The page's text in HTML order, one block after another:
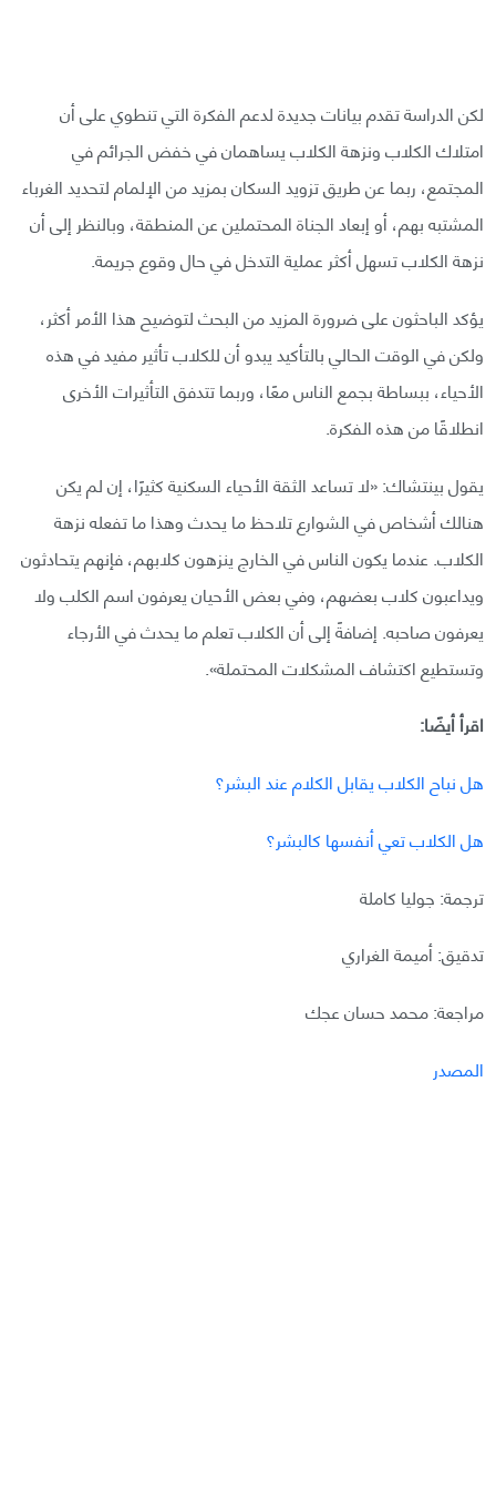
لكن الدراسة تقدم بيانات جديدة لدعم الفكرة التي تنطوي على أن
امتلاك الكلاب ونزهة الكلاب يساهمان في خفض الجرائم في
المجتمع، ربما عن طريق تزويد السكان بمزيد من الإلمام لتحديد الغرباء
المشتبه بهم، أو إبعاد الجناة المحتملين عن المنطقة، وبالنظر إلى أن
نزهة الكلاب تسهل أكثر عملية التدخل في حال وقوع جريمة.
يؤكد الباحثون على ضرورة المزيد من البحث لتوضيح هذا الأمر أكثر،
ولكن في الوقت الحالي بالتأكيد يبدو أن للكلاب تأثير مفيد في هذه
الأحياء، ببساطة بجمع الناس معًا، وربما تتدفق التأثيرات الأخرى
انطلاقًا من هذه الفكرة.
يقول بينتشاك: «لا تساعد الثقة الأحياء السكنية كثيرًا، إن لم يكن
هنالك أشخاص في الشوارع تلاحظ ما يحدث وهذا ما تفعله نزهة
الكلاب. عندما يكون الناس في الخارج ينزهون كلابهم، فإنهم يتحادثون
ويداعبون كلاب بعضهم، وفي بعض الأحيان يعرفون اسم الكلب ولا
يعرفون صاحبه. إضافةً إلى أن الكلاب تعلم ما يحدث في الأرجاء
وتستطيع اكتشاف المشكلات المحتملة».
اقرأ أيضًا:
هل نباح الكلاب يقابل الكلام عند البشر؟
هل الكلاب تعي أنفسها كالبشر؟
ترجمة: جوليا كاملة
تدقيق: أميمة الغراري
مراجعة: محمد حسان عجك
المصدر